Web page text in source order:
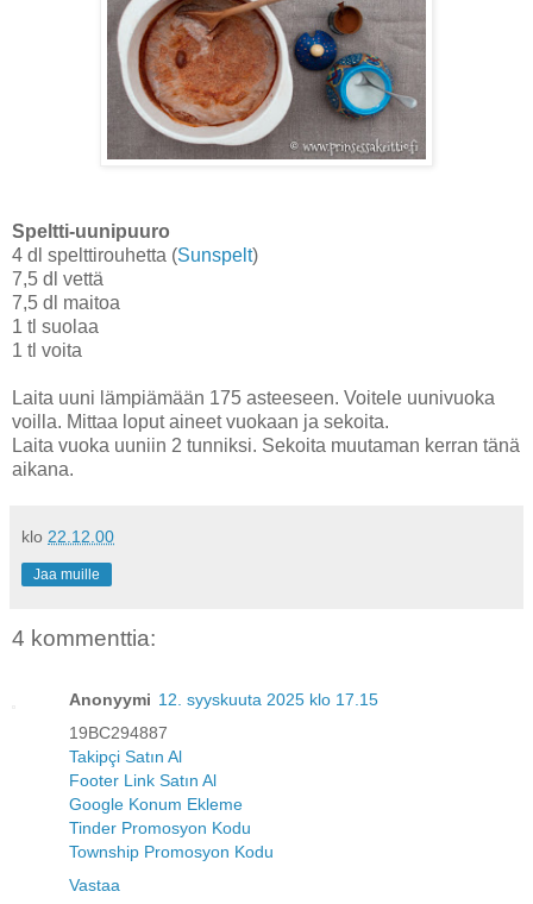
Speltti-uunipuuro
4 dl spelttirouhetta (Sunspelt)
7,5 dl vettä
7,5 dl maitoa
1 tl suolaa
1 tl voita
Laita uuni lämpiämään 175 asteeseen. Voitele uunivuoka
voilla. Mittaa loput aineet vuokaan ja sekoita.
Laita vuoka uuniin 2 tunniksi. Sekoita muutaman kerran tänä
aikana.
klo 22.12.00
Jaa muille
4 kommenttia:
Anonyymi 12. syyskuuta 2025 klo 17.15
19BC294887
Takipçi Satın Al
Footer Link Satın Al
Google Konum Ekleme
Tinder Promosyon Kodu
Township Promosyon Kodu
Vastaa